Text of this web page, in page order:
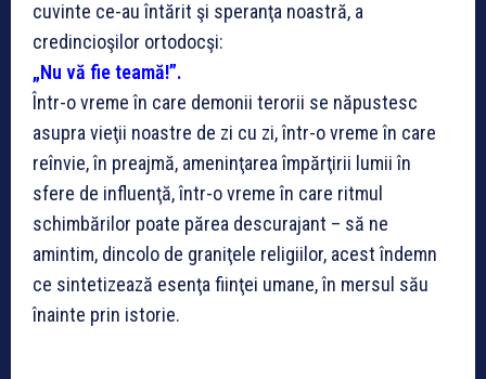
cuvinte ce-au întărit şi speranţa noastră, a
credincioşilor ortodocşi:
„Nu vă fie teamă!”.
Într-o vreme în care demonii terorii se năpustesc
asupra vieţii noastre de zi cu zi, într-o vreme în care
reînvie, în preajmă, ameninţarea împărţirii lumii în
sfere de influenţă, într-o vreme în care ritmul
schimbărilor poate părea descurajant – să ne
amintim, dincolo de graniţele religiilor, acest îndemn
ce sintetizează esenţa fiinţei umane, în mersul său
înainte prin istorie.